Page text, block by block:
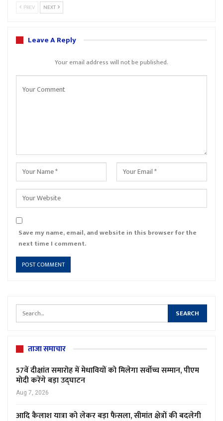
PREV NEXT
Leave A Reply
Your email address will not be published.
Save my name, email, and website in this browser for the
next time I comment.
ताजा समाचार
57वें दीक्षांत समारोह में मेधावियों को मिलेगा सर्वोच्च सम्मान, पीएम
मोदी करेंगे बड़ा उद्घाटन
Aug 7, 2026
आदि कैलाश यात्रा को लेकर बड़ा फैसला, सीमांत क्षेत्रों की बदलेगी